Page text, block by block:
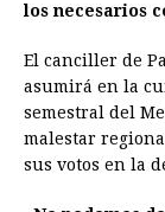
los necesarios
El canciller de
asumirá en la
semestral del
malestar
sus votos en la